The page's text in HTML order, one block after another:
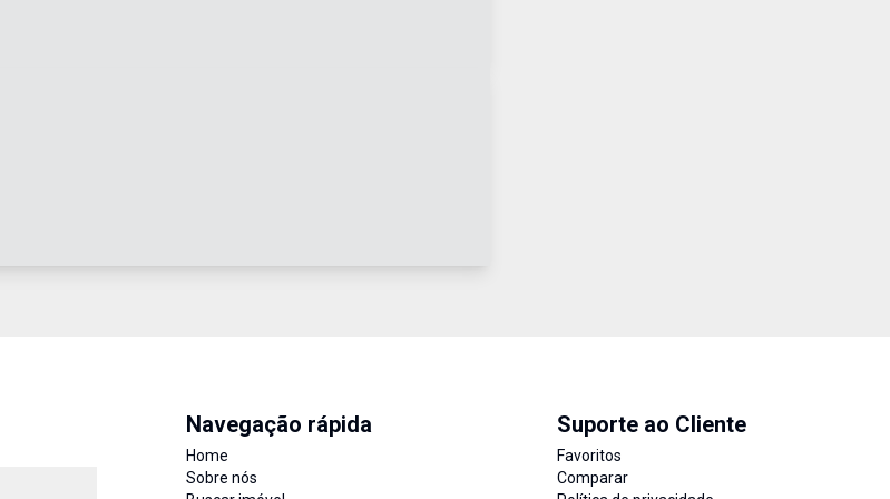
Navegação rápida
Home
Sobre nós
Suporte ao Cliente
Favoritos
Comparar